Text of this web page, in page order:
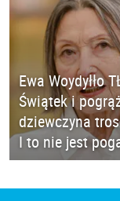
Ewa Woydyłło
Świątek i
dziewczyna
I to nie jest